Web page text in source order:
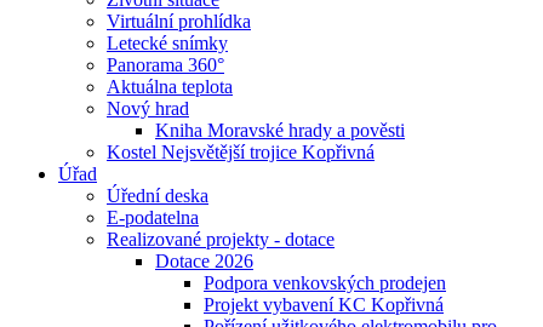
Virtuální prohlídka
Letecké snímky
Panorama 360°
Aktuálna teplota
Nový hrad
Kniha Moravské hrady a pověsti
Kostel Nejsvětější trojice Kopřivná
Úřad
Úřední deska
E-podatelna
Realizované projekty - dotace
Dotace 2026
Podpora venkovských prodejen
Projekt vybavení KC Kopřivná